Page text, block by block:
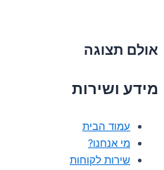
אולם תצוגה
מידע ושירות
עמוד הבית
מי אנחנו?
שירות לקוחות